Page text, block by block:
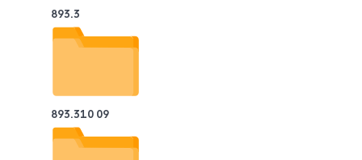
893.3
893.310 09